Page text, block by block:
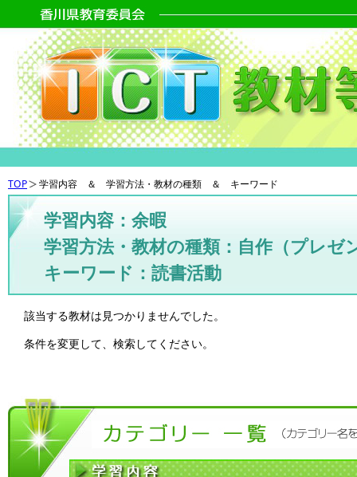
TOP 学習内容 ＆ 学習方法・教材の種類 ＆ キーワード
学習内容：余暇
学習方法・教材の種類：自作（プレ
キーワード：読書活動
該当する教材は見つかりませんでした。
条件を変更して、検索してください。